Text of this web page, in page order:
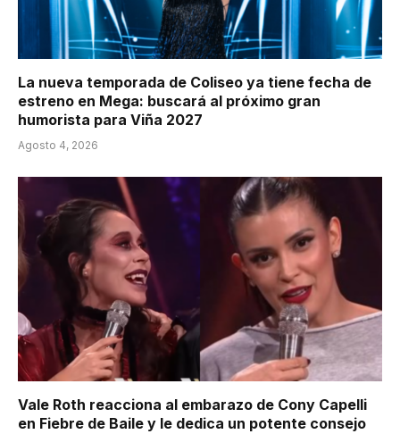
La nueva temporada de Coliseo ya tiene fecha de
estreno en Mega: buscará al próximo gran
humorista para Viña 2027
Agosto 4, 2026
Vale Roth reacciona al embarazo de Cony Capelli
en Fiebre de Baile y le dedica un potente consejo